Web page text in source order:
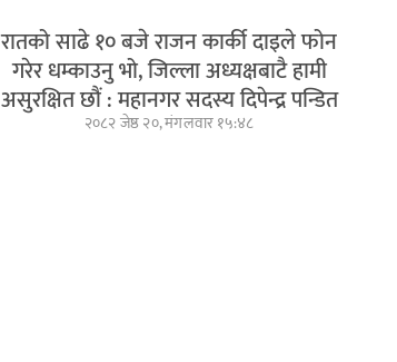
रातको साढे १० बजे राजन कार्की दाइले फोन
गरेर धम्काउनु भो, जिल्ला अध्यक्षबाटै हामी
असुरक्षित छौं : महानगर सदस्य दिपेन्द्र पन्डित
२०८२ जेष्ठ २०, मंगलवार १५:४८